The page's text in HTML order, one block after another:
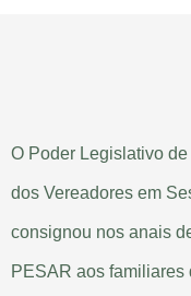
O Poder Legislativo
dos Vereadores em
consignou nos anais
PESAR aos